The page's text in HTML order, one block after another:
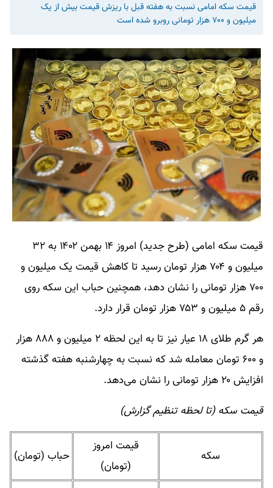
قیمت سکه امامی نسبت به هفته قبل با ریزش قیمت بیش از یک
میلیون و ۷۰۰ هزار تومانی روبرو شده است
قیمت سکه امامی (طرح جدید) امروز ۱۴ بهمن ۱۴۰۲ به ۳۲
میلیون و ۷۰۴ هزار تومان رسید تا کاهش قیمت یک میلیون و
۷۰۰ هزار تومانی را نشان دهد، همچنین حباب این سکه روی
رقم ۵ میلیون و ۷۵۳ هزار تومان قرار دارد.
هر گرم طلای ۱۸ عیار نیز تا به این لحظه ۲ میلیون و ۸۸۸ هزار
و ۶۰۰ تومان معامله شد که نسبت به چهارشنبه هفته گذشته
افزایش ۲۰ هزار تومانی را نشان می‌دهد.
قیمت سکه (تا لحظه تنظیم گزارش)
سکه
قیمت امروز
(تومان)
حباب (تومان)